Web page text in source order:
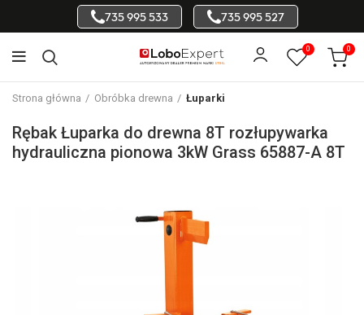
735 995 533 735 995 527
0 0
Strona główna Obróbka drewna Łuparki
Rębak Łuparka do drewna 8T rozłupywarka
hydrauliczna pionowa 3kW Grass 65887-A 8T